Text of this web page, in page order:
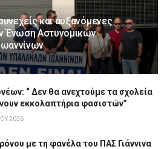
και αυξανόμενες
Ένωση Αστυνομικών
“ Δεν θα ανεχτούμε τα σχολεία
εκκολαπτήρια φασιστών”
2026
με τη φανέλα του ΠΑΣ Γιάννινα